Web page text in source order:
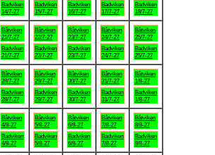
Badviken
14/7-27
Badviken
15/7-27
Badviken
16/7-27
Badviken
17/7-27
Badviken
18/7-27
Båtviken
21/7-27
Badviken
21/7-27
Båtviken
22/7-27
Badviken
22/7-27
Båtviken
23/7-27
Badviken
23/7-27
Båtviken
24/7-27
Badviken
24/7-27
Båtviken
25/7-27
Badviken
25/7-27
Båtviken
28/7-27
Badviken
28/7-27
Båtviken
29/7-27
Badviken
29/7-27
Båtviken
30/7-27
Badviken
30/7-27
Båtviken
31/7-27
Badviken
31/7-27
Båtviken
1/8-27
Badviken
1/8-27
Båtviken
4/8-27
Badviken
4/8-27
Båtviken
5/8-27
Badviken
5/8-27
Båtviken
6/8-27
Badviken
6/8-27
Båtviken
7/8-27
Badviken
7/8-27
Båtviken
8/8-27
Badviken
8/8-27